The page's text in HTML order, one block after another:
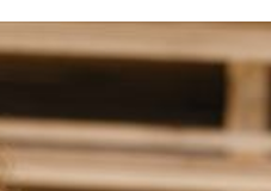
ト TW2A-
Android
ト TA2C-
NF8
Android
ス